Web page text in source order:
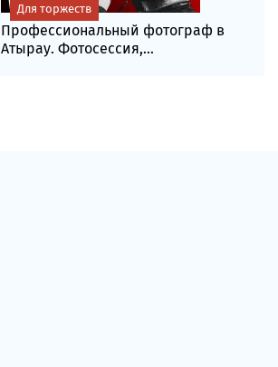
Профессиональный фотограф в
Атырау. Фотосессия,...
Для торжеств